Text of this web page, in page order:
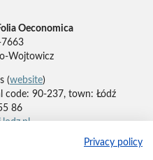
Privacy policy
Oeconomica
7663
Wojtowicz
(website)
code: 90-237, town: Łódź
86